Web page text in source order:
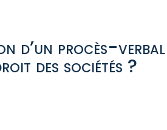
procès-verbal
des sociétés ?